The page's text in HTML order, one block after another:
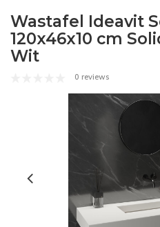
Wastafel Ideavit
120x46x10 cm
Wit
0 reviews